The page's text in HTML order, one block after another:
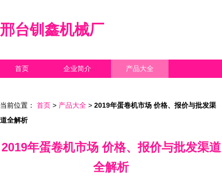
邢台钏鑫机械厂
首页 企业简介 产品大全
当前位置： 首页 > 产品大全 > 2019年蛋卷机市场 价格、报价与批发渠
道全解析
2019年蛋卷机市场 价格、报价与批发渠道
全解析